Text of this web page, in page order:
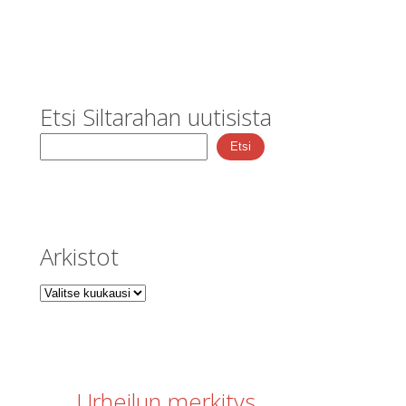
Etsi Siltarahan uutisista
Etsi
Arkistot